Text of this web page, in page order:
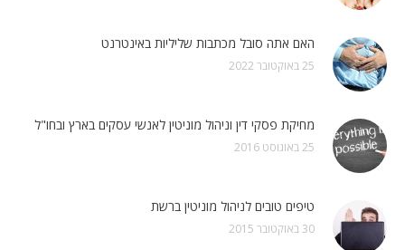
האם אתה סובל מכתבות שליליות באינטרנט
25 באוקטובר 2022
מחיקת פסקי דין וניהול מוניטין לאנשי עסקים בארץ ובחו"ל
25 באוגוסט 2016
טיפים טובים לניהול מוניטין ברשת
30 באוקטובר 2015